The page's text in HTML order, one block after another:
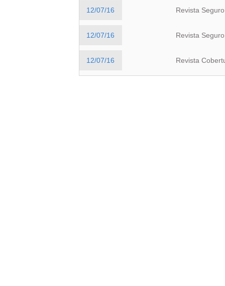
12/07/16 Revista
12/07/16 Revista
12/07/16 Revista